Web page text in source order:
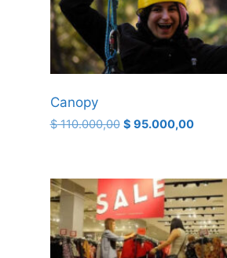
Canopy
$110.000,00 $ 95.000,00